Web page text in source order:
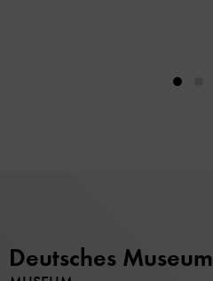
Deutsches Museum